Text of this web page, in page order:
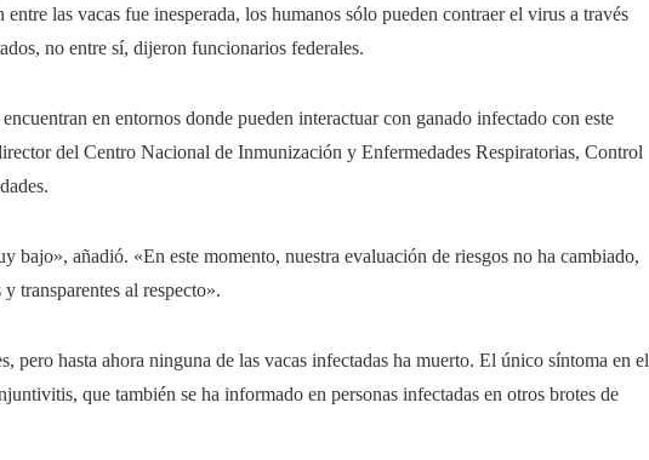
las vacas fue inesperada, los humanos sólo pueden contraer el virus a través
no entre sí, dijeron funcionarios federales.
en entornos donde pueden interactuar con ganado infectado con este
del Centro Nacional de Inmunización y Enfermedades Respiratorias, Control
bajo», añadió. «En este momento, nuestra evaluación de riesgos no ha cambiado,
transparentes al respecto».
pero hasta ahora ninguna de las vacas infectadas ha muerto. El único síntoma en el
que también se ha informado en personas infectadas en otros brotes de